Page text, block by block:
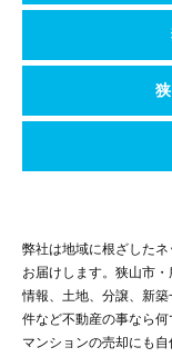
弊社は地域に根ざした
お届けします。狭山市
情報、土地、分譲、新
件など不動産の事なら何
マンションの売却にも